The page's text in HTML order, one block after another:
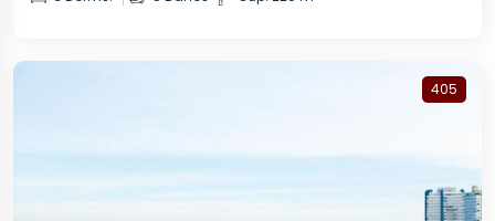
405